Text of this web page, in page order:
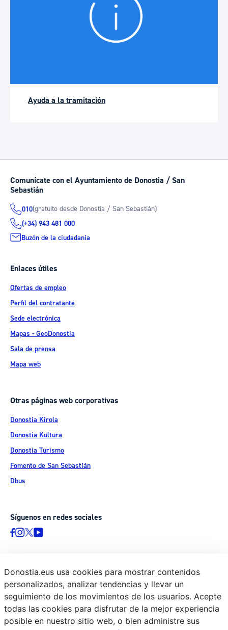
Ayuda a la tramitación
Comunícate con el Ayuntamiento de Donostia / San
Sebastián
010(gratuito desde Donostia / San Sebastián)
(+34) 943 481 000
Buzón de la ciudadanía
Enlaces útiles
Ofertas de empleo
Perfil del contratante
Sede electrónica
Mapas - GeoDonostia
Sala de prensa
Mapa web
Otras páginas web corporativas
Donostia Kirola
Donostia Kultura
Donostia Turismo
Fomento de San Sebastián
Dbus
Síguenos en redes sociales
© Donostiako Udala - Ayuntamiento de Donostia / San Sebastián
Ijentea 1, 20003 Donostia / San Sebastián
Aviso legal
Política de privacidad
Donostia.eus usa cookies para mostrar contenidos
personalizados, analizar tendencias y llevar un
seguimiento de los movimientos de los usuarios. Acepte
todas las cookies para disfrutar de la mejor experiencia
posible en nuestro sitio web, o bien administre sus